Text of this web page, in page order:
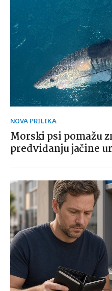
NOVA PRILIKA
Morski psi pomažu
predviđanju jačine